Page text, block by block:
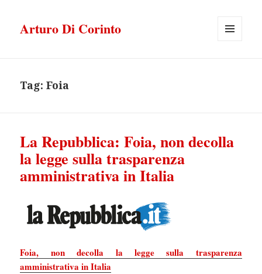
Arturo Di Corinto
Tag:Foia
La Repubblica: Foia, non decolla
la legge sulla trasparenza
amministrativa in Italia
Foia, non decolla la legge sulla trasparenza
amministrativa in Italia